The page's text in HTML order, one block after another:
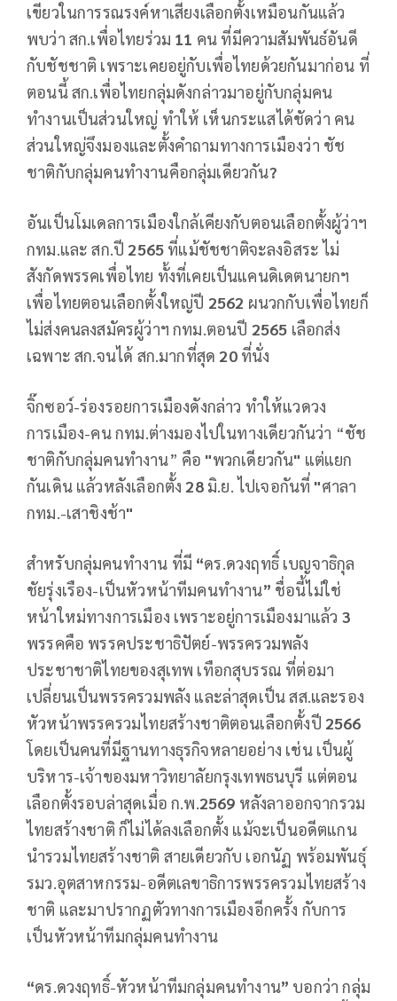
เขียวในการรณรงค์หาเสียงเลือกตั้งเหมือนกันแล้ว
พบว่า สก.เพื่อไทยร่วม 11 คน ที่มีความสัมพันธ์อันดี
กับชัชชาติ เพราะเคยอยู่กับเพื่อไทยด้วยกันมาก่อน ที่
ตอนนี้ สก.เพื่อไทยกลุ่มดังกล่าวมาอยู่กับกลุ่มคน
ทำงานเป็นส่วนใหญ่ ทำให้ เห็นกระแสได้ชัดว่า คน
ส่วนใหญ่จึงมองและตั้งคำถามทางการเมืองว่า ชัช
ชาติกับกลุ่มคนทำงานคือกลุ่มเดียวกัน?
อันเป็นโมเดลการเมืองใกล้เคียงกับตอนเลือกตั้งผู้ว่าฯ
กทม.และ สก.ปี 2565 ที่แม้ชัชชาติจะลงอิสระ ไม่
สังกัดพรรคเพื่อไทย ทั้งที่เคยเป็นแคนดิเดตนายกฯ
เพื่อไทยตอนเลือกตั้งใหญ่ปี 2562 ผนวกกับเพื่อไทยก็
ไม่ส่งคนลงสมัครผู้ว่าฯ กทม.ตอนปี 2565 เลือกส่ง
เฉพาะ สก.จนได้ สก.มากที่สุด 20 ที่นั่ง
จิ๊กซอว์-ร่องรอยการเมืองดังกล่าว ทำให้แวดวง
การเมือง-คน กทม.ต่างมองไปในทางเดียวกันว่า “ชัช
ชาติกับกลุ่มคนทำงาน” คือ "พวกเดียวกัน" แต่แยก
กันเดิน แล้วหลังเลือกตั้ง 28 มิ.ย. ไปเจอกันที่ "ศาลา
กทม.-เสาชิงช้า"
สำหรับกลุ่มคนทำงาน ที่มี “ดร.ดวงฤทธิ์ เบญจาธิกุล
ชัยรุ่งเรือง-เป็นหัวหน้าทีมคนทำงาน” ชื่อนี้ไม่ใช่
หน้าใหม่ทางการเมือง เพราะอยู่การเมืองมาแล้ว 3
พรรคคือ พรรคประชาธิปัตย์-พรรครวมพลัง
ประชาชาติไทยของสุเทพ เทือกสุบรรณ ที่ต่อมา
เปลี่ยนเป็นพรรครวมพลัง และล่าสุดเป็น สส.และรอง
หัวหน้าพรรครวมไทยสร้างชาติตอนเลือกตั้งปี 2566
โดยเป็นคนที่มีฐานทางธุรกิจหลายอย่าง เช่น เป็นผู้
บริหาร-เจ้าของมหาวิทยาลัยกรุงเทพธนบุรี แต่ตอน
เลือกตั้งรอบล่าสุดเมื่อ ก.พ.2569 หลังลาออกจากรวม
ไทยสร้างชาติ ก็ไม่ได้ลงเลือกตั้ง แม้จะเป็นอดีตแกน
นำรวมไทยสร้างชาติ สายเดียวกับ เอกนัฏ พร้อมพันธุ์
รมว.อุตสาหกรรม-อดีตเลขาธิการพรรครวมไทยสร้าง
ชาติ และมาปรากฏตัวทางการเมืองอีกครั้ง กับการ
เป็นหัวหน้าทีมกลุ่มคนทำงาน
“ดร.ดวงฤทธิ์-หัวหน้าทีมกลุ่มคนทำงาน” บอกว่า กลุ่ม